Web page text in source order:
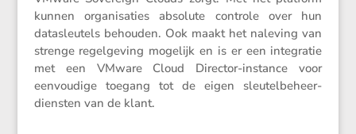
kunnen organi­sa­ties absolute controle over hun
datasleu­tels behouden. Ook maakt het naleving van
strenge regel­ge­ving mogelijk en is er een integratie
met een VMware Cloud Director-instance voor
eenvou­dige toegang tot de eigen sleutel­be­heer-
diensten van de klant.